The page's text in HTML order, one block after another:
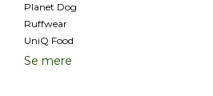
Planet Dog
Ruffwear
UniQ Food
Se mere